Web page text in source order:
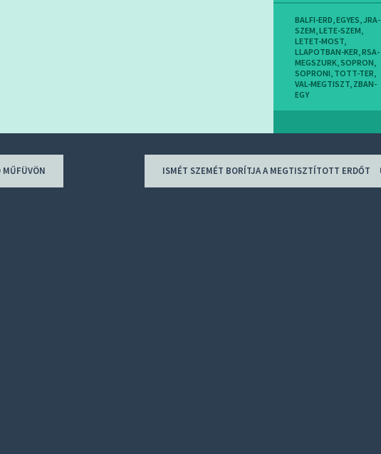
BALFI-ERD,EGYES,JRA-
SZEM,LETE-SZEM,
LETET-MOST,
LLAPOTBAN-KER,RSA-
MEGSZURK,SOPRON,
SOPRONI, TOTT-TER,
VAL-MEGTISZT, ZBAN-
EGY
MŰFÜVÖN ISMÉT SZEMÉT BORÍTJA A MEGTISZTÍTOTT ERDŐT